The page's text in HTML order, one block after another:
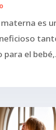
es
el